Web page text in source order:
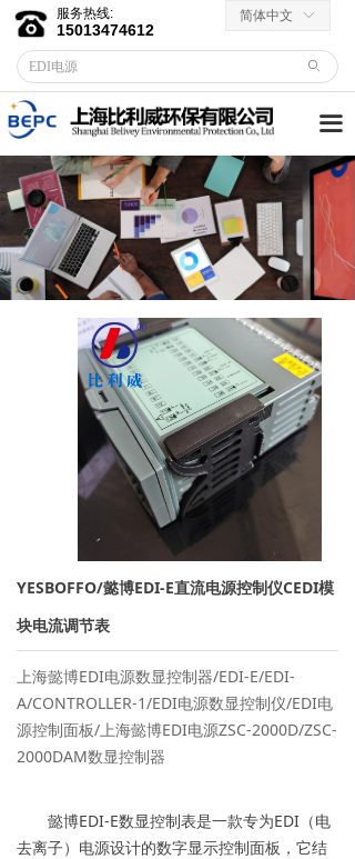
끀
首页
关于我们
客户服务
→ 合作伙伴
→资料下载
产品中心
→ EDI膜堆
→ EDI电源
→ 滤芯滤料
→RO反渗透膜
→ 保安过滤器
→ 紫外线杀菌器
→ 水泵/计量泵
→ 板式换热器
→ 水处理药剂
服务热线:
15013474612
ꄙ
ꀅ
简体中文
上海懿博EDI电源数显控制器/EDI-E/EDI-
A/CONTROLLER-1/EDI电源数显控制仪/EDI电
源控制面板/上海懿博EDI电源ZSC-2000D/ZSC-
2000DAM数显控制器
YESBOFFO/懿博EDI-E直流电源控制仪CEDI模
块电流调节表
懿博EDI-E数显控制表是一款专为EDI（电
去离子）电源设计的数字显示控制面板，它结